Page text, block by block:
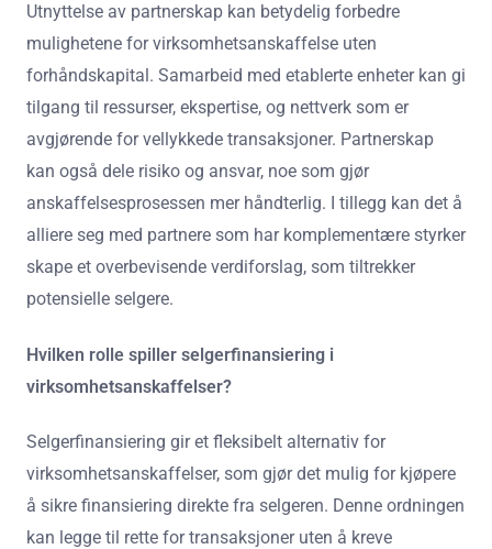
Utnyttelse av partnerskap kan betydelig forbedre
mulighetene for virksomhetsanskaffelse uten
forhåndskapital. Samarbeid med etablerte enheter kan gi
tilgang til ressurser, ekspertise, og nettverk som er
avgjørende for vellykkede transaksjoner. Partnerskap
kan også dele risiko og ansvar, noe som gjør
anskaffelsesprosessen mer håndterlig. I tillegg kan det å
alliere seg med partnere som har komplementære styrker
skape et overbevisende verdiforslag, som tiltrekker
potensielle selgere.
Hvilken rolle spiller selgerfinansiering i
virksomhetsanskaffelser?
Selgerfinansiering gir et fleksibelt alternativ for
virksomhetsanskaffelser, som gjør det mulig for kjøpere
å sikre finansiering direkte fra selgeren. Denne ordningen
kan legge til rette for transaksjoner uten å kreve